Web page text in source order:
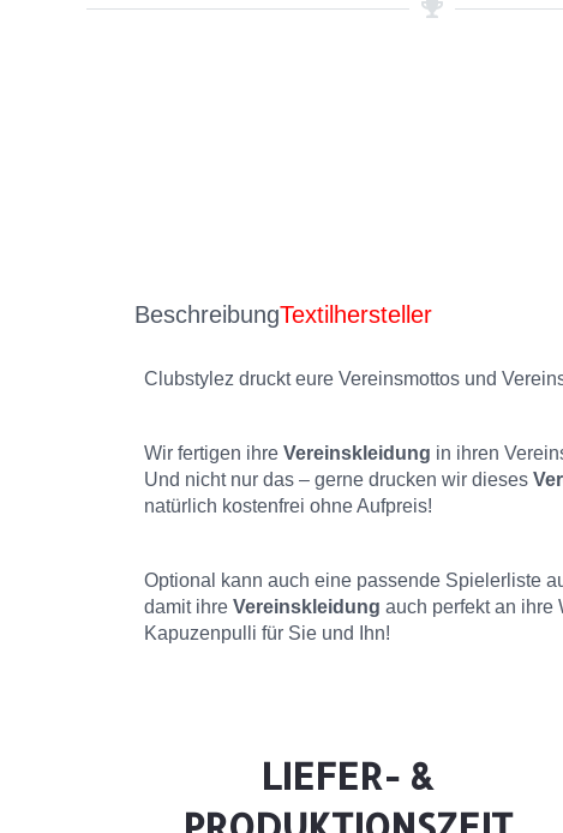
BeschreibungTextilhersteller
Clubstylez druckt eure Vereinsmottos und
Wir fertigen ihre Vereinskleidung in ihren
Und nicht nur das – gerne drucken wir dieses
natürlich kostenfrei ohne Aufpreis!
Optional kann auch eine passende Spielerliste
damit ihre Vereinskleidung auch perfekt an ihre
Kapuzenpulli für Sie und Ihn!
LIEFER- &